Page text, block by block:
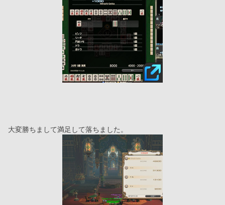
大変勝ちまして満足して落ちました。